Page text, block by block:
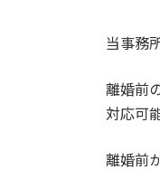
当事務
離婚前
対応可
離婚前